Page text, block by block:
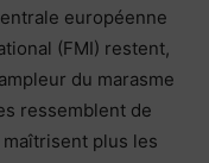
européenne
(FMI) restent,
du marasme
ressemblent de
plus les